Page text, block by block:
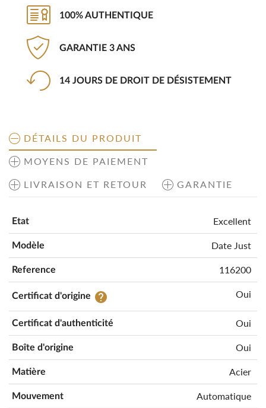
100% AUTHENTIQUE
GARANTIE 3 ANS
14 JOURS DE DROIT DE DÉSISTEMENT
DÉTAILS DU PRODUIT
MOYENS DE PAIEMENT
LIVRAISON ET RETOUR GARANTIE
Etat Excellent
Modèle Date Just
Reference 116200
Certificat d'origine help Oui
Certificat d'authenticité Oui
Boîte d'origine Oui
Matière Acier
Mouvement Automatique